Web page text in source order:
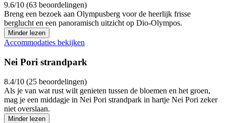
9.6/10 (63 beoordelingen)
Breng een bezoek aan Olympusberg voor de heerlijk frisse
berglucht en een panoramisch uitzicht op Dio-Olympos.
Minder lezen
Accommodaties bekijken
Nei Pori strandpark
8.4/10 (25 beoordelingen)
Als je van wat rust wilt genieten tussen de bloemen en het groen,
mag je een middagje in Nei Pori strandpark in hartje Nei Pori zeker
niet overslaan.
Minder lezen